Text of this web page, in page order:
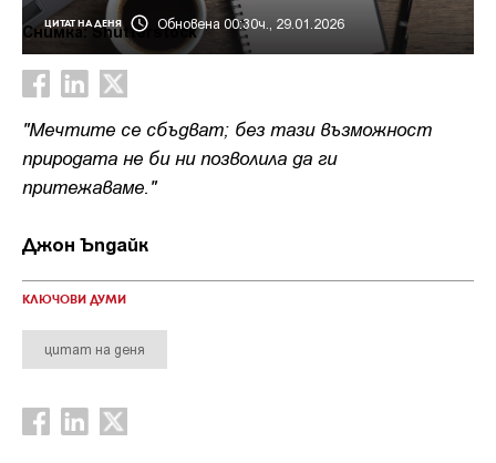
ЦИТАТ НА ДЕНЯ Обновена 00:30ч., 29.01.2026
Снимка: Shutterstock
"Мечтите се сбъдват; без тази възможност
природата не би ни позволила да ги
притежаваме."
Джон Ъпдайк
КЛЮЧОВИ ДУМИ
цитат на деня